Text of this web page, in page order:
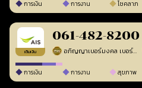
การเงิน การงาน โชคลาภ
เติมเงิน
061-482-8200
อภิญญาเบอร์มงคล เบอร์สวยเลขศาสตร์
การเงิน การงาน สุขภาพ